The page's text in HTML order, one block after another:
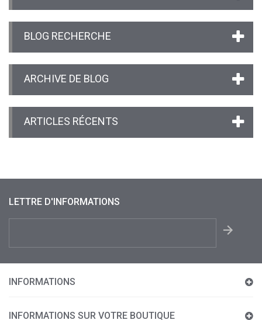
BLOG RECHERCHE
ARCHIVE DE BLOG
ARTICLES RÉCENTS
LETTRE D'INFORMATIONS
INFORMATIONS
INFORMATIONS SUR VOTRE BOUTIQUE